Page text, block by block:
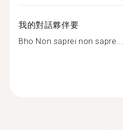
我的對話夥伴要
Bho Non saprei non sapre...